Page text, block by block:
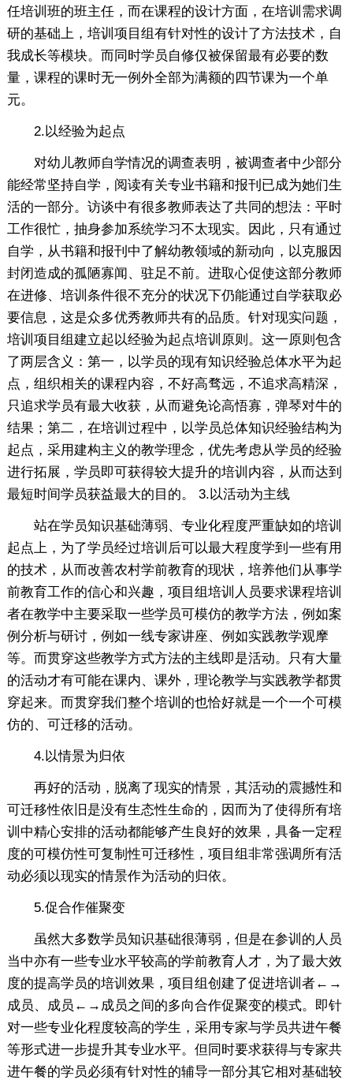
任培训班的班主任，而在课程的设计方面，在培训需求调
研的基础上，培训项目组有针对性的设计了方法技术，自
我成长等模块。而同时学员自修仅被保留最有必要的数
量，课程的课时无一例外全部为满额的四节课为一个单
元。
2.以经验为起点
对幼儿教师自学情况的调查表明，被调查者中少部分
能经常坚持自学，阅读有关专业书籍和报刊已成为她们生
活的一部分。访谈中有很多教师表达了共同的想法：平时
工作很忙，抽身参加系统学习不太现实。因此，只有通过
自学，从书籍和报刊中了解幼教领域的新动向，以克服因
封闭造成的孤陋寡闻、驻足不前。进取心促使这部分教师
在进修、培训条件很不充分的状况下仍能通过自学获取必
要信息，这是众多优秀教师共有的品质。针对现实问题，
培训项目组建立起以经验为起点培训原则。这一原则包含
了两层含义：第一，以学员的现有知识经验总体水平为起
点，组织相关的课程内容，不好高骛远，不追求高精深，
只追求学员有最大收获，从而避免论高悟寡，弹琴对牛的
结果；第二，在培训过程中，以学员总体知识经验结构为
起点，采用建构主义的教学理念，优先考虑从学员的经验
进行拓展，学员即可获得较大提升的培训内容，从而达到
最短时间学员获益最大的目的。 3.以活动为主线
站在学员知识基础薄弱、专业化程度严重缺如的培训
起点上，为了学员经过培训后可以最大程度学到一些有用
的技术，从而改善农村学前教育的现状，培养他们从事学
前教育工作的信心和兴趣，项目组培训人员要求课程培训
者在教学中主要采取一些学员可模仿的教学方法，例如案
例分析与研讨，例如一线专家讲座、例如实践教学观摩
等。而贯穿这些教学方式方法的主线即是活动。只有大量
的活动才有可能在课内、课外，理论教学与实践教学都贯
穿起来。而贯穿我们整个培训的也恰好就是一个一个可模
仿的、可迁移的活动。
4.以情景为归依
再好的活动，脱离了现实的情景，其活动的震撼性和
可迁移性依旧是没有生态性生命的，因而为了使得所有培
训中精心安排的活动都能够产生良好的效果，具备一定程
度的可模仿性可复制性可迁移性，项目组非常强调所有活
动必须以现实的情景作为活动的归依。
5.促合作催聚变
虽然大多数学员知识基础很薄弱，但是在参训的人员
当中亦有一些专业水平较高的学前教育人才，为了最大效
度的提高学员的培训效果，项目组创建了促进培训者←→
成员、成员←→成员之间的多向合作促聚变的模式。即针
对一些专业化程度较高的学生，采用专家与学员共进午餐
等形式进一步提升其专业水平。但同时要求获得与专家共
进午餐的学员必须有针对性的辅导一部分其它相对基础较